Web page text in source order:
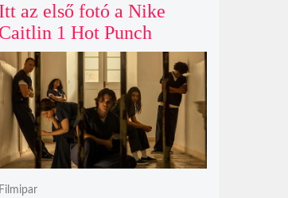
Itt az első fotó a Nike
Caitlin 1 Hot Punch
brutálisan ütős
Filmipar